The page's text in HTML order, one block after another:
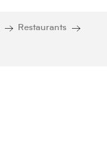
Restaurants